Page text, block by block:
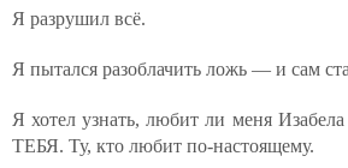
Я разрушил всё.
Я пытался разоблачить ложь — и сам
Я хотел узнать, любит ли меня
ТЕБЯ. Ту, кто любит по-настоящему.